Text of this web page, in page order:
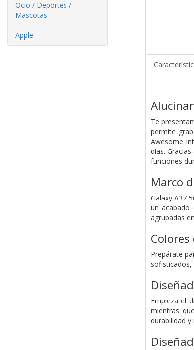
Ocio / Deportes /
Mascotas
Apple
Te
permite
Awesome
días.
funciones
Marco
Galaxy A37
un acabado
agrupadas
Prepárate
sofisticados,
Empieza el
mientras
durabilidad y